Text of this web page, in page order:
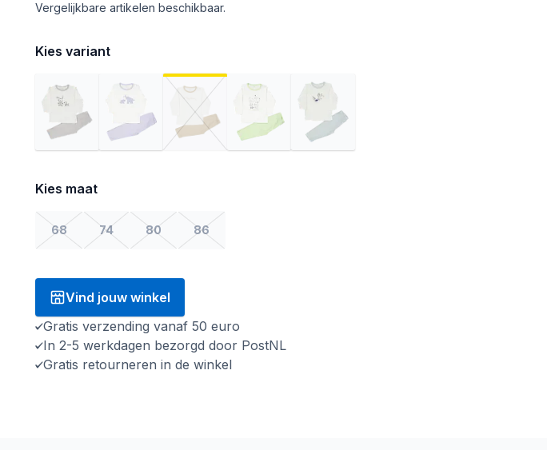
Vergelijkbare artikelen beschikbaar.
Kies variant
Kies maat
68 74 80 86
Vind jouw winkel
Gratis verzending vanaf 50 euro
In 2-5 werkdagen bezorgd door PostNL
Gratis retourneren in de winkel